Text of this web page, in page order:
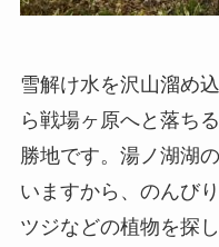
雪解け水を沢山溜め
ら戦場ヶ原へと落ち
勝地です。湯ノ湖湖
いますから、のんび
ツジなどの植物を探